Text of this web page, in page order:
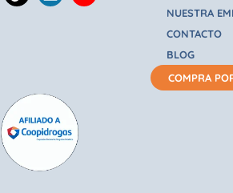
NUESTRA
CONTACTO
BLOG
COMPRA